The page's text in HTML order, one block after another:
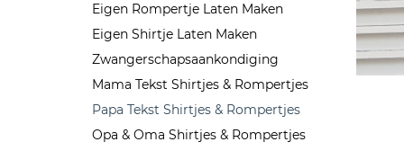
Eigen Rompertje Laten Maken
Eigen Shirtje Laten Maken
Zwangerschapsaankondiging
Mama Tekst Shirtjes & Rompertjes
Papa Tekst Shirtjes & Rompertjes
Opa & Oma Shirtjes & Rompertjes